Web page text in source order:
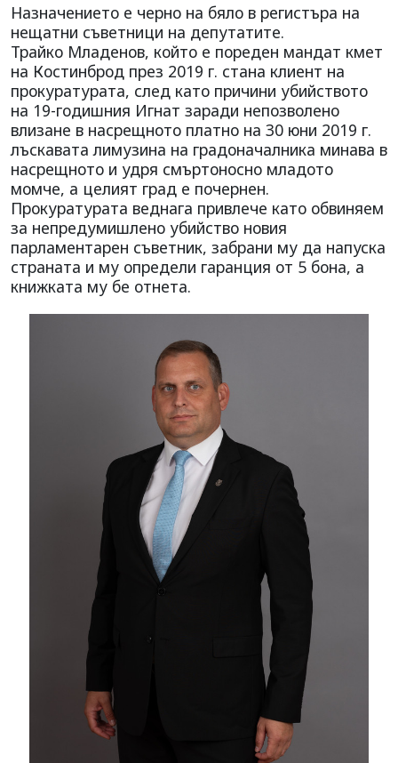
Назначението е черно на бяло в регистъра на
нещатни съветници на депутатите.
Трайко Младенов, който е пореден мандат кмет
на Костинброд през 2019 г. стана клиент на
прокуратурата, след като причини убийството
на 19-годишния Игнат заради непозволено
влизане в насрещното платно на 30 юни 2019 г.
лъскавата лимузина на градоначалника минава в
насрещното и удря смъртоносно младото
момче, а целият град е почернен.
Прокуратурата веднага привлече като обвиняем
за непредумишлено убийство новия
парламентарен съветник, забрани му да напуска
страната и му определи гаранция от 5 бона, а
книжката му бе отнета.